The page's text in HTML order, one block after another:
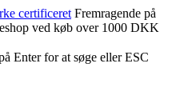
certificeret Fremragende på
ved køb over 1000 DKK
Enter for at søge eller ESC